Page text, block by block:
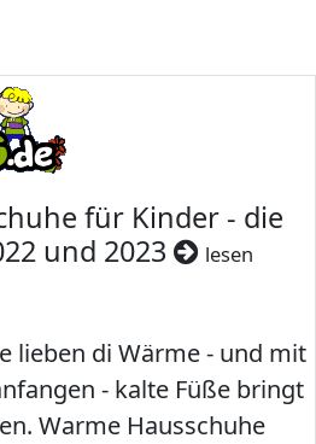
für Kinder - die
und 2023
lesen
lieben di Wärme - und mit
- kalte Füße bringt
Warme Hausschuhe